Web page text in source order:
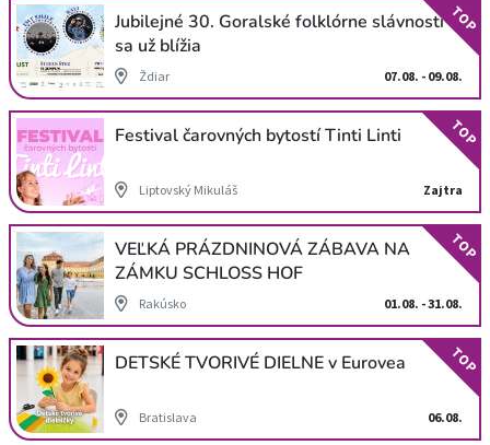
Jubilejné 30. Goralské folklórne slávnosti
sa už blížia
Ždiar 07.08. - 09.08.
TOP
Festival čarovných bytostí Tinti Linti
Liptovský Mikuláš Zajtra
TOP
VEĽKÁ PRÁZDNINOVÁ ZÁBAVA NA
ZÁMKU SCHLOSS HOF
Rakúsko 01.08. - 31.08.
TOP
DETSKÉ TVORIVÉ DIELNE v Eurovea
Bratislava 06.08.
TOP